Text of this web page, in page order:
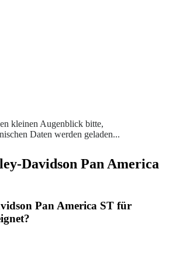
kleinen Augenblick bitte,
Daten werden geladen...
Davidson Pan America
Pan America ST für